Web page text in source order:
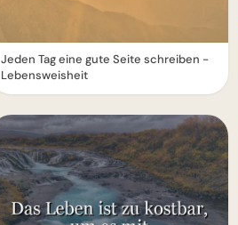
Jeden Tag eine gute Seite schreiben -
Lebensweisheit